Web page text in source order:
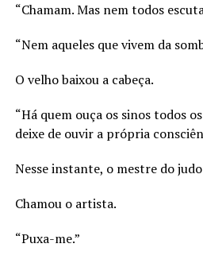
“Chamam. Mas nem todos
“Nem aqueles que vivem da
O velho baixou a cabeça.
“Há quem ouça os sinos todos
deixe de ouvir a própria
Nesse instante, o mestre do
Chamou o artista.
“Puxa-me.”